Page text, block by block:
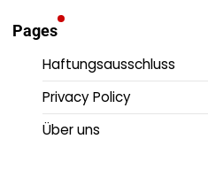
Pages
Haftungsausschluss
Privacy Policy
Über uns